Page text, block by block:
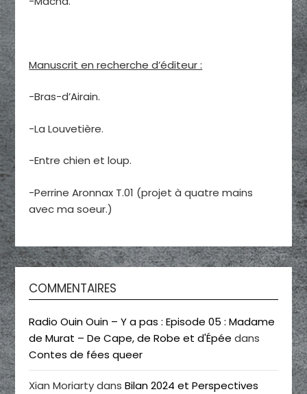
Manuscrit en recherche d’éditeur :
-Bras-d’Airain.
-La Louvetière.
-Entre chien et loup.
-Perrine Aronnax T.01 (projet à quatre mains
avec ma soeur.)
COMMENTAIRES
Radio Ouin Ouin – Y a pas : Episode 05 : Madame
de Murat – De Cape, de Robe et d'Épée dans
Contes de fées queer
Xian MoriartydansBilan 2024 et Perspectives